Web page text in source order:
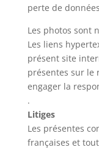
perte de
Les photos sont
Les liens
présent site
présentes sur le
engager la
.
Litiges
Les présentes
françaises et